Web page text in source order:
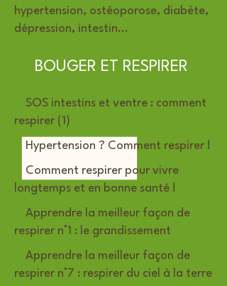
hypertension, ostéoporose, diabète,
dépression, intestin...
BOUGER ET RESPIRER
SOS intestins et ventre : comment
respirer (1)
Hypertension ? Comment respirer !
Comment respirer pour vivre
longtemps et en bonne santé !
Apprendre la meilleur façon de
respirer n°1 : le grandissement
Apprendre la meilleur façon de
respirer n°7 : respirer du ciel à la terre